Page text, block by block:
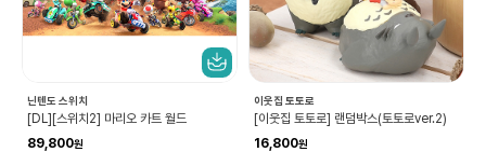
닌텐도 스위치
[DL][스위치2] 마리오 카트 월드
89,800
이웃집 토토로
[이웃집 토토로] 랜덤박스(토토로ver.2)
16,800